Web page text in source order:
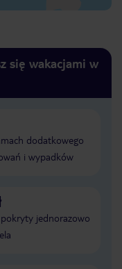
się wakacjami w
dodatkowego
i wypadków
pokryty jednorazowo